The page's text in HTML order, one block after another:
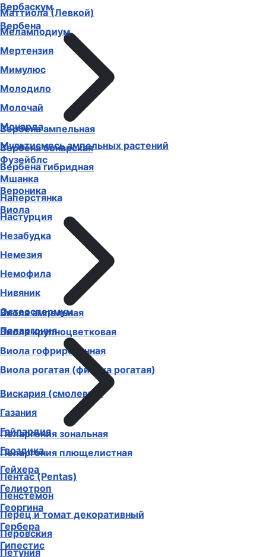
Вербаскум
Вербена
Вербена ампельная
Вербена бонарская
Вербена гибридная
Вероника
Виола
Виола ампельная
Виола крупноцветковая
Виола гофрированная
Виола рогатая (фиалка рогатая)
Вискария (смолевка)
Газания
Гайлардия
Гвоздика
Гейхера
Гелиотроп
Георгина
Гербера
Гипестис
Маттиола (Левкой)
Меламподиум
Мертензия
Мимулюс
Молодило
Молочай
Монарда
Мультисмесь ампельных растений
Фузейблс
Мшанка
Наперстянка
Настурция
Незабудка
Немезия
Немофила
Нивяник
Остеоспермум
Пеларгония
Пеларгония зональная
Пеларгония плющелистная
Пентас (Pentas)
Пенстемон
Перец и томат декоративный
Перовския
Петуния